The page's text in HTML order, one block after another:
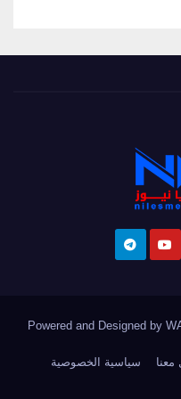
Powered and Designed by
سياسية الخصوصية